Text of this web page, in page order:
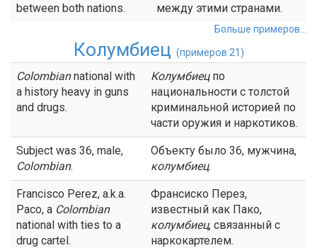
between both nations.
между этими странами.
Больше примеров...
Колумбиец (примеров 21)
Colombiannational with
a history heavy in guns
and drugs.
Колумбиецпо
национальности с толстой
криминальной историей по
части оружия и наркотиков.
Subject was 36, male,
Colombian.
Объекту было 36, мужчина,
колумбиец.
Francisco Perez, a.k.a.
Paco, a Colombian
national with ties to a
drug cartel.
Франсиско Перез,
известный как Пако,
колумбиец, связанный с
наркокартелем.